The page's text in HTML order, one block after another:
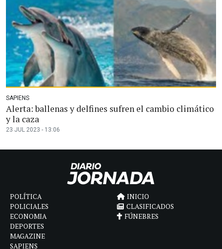
SAPIENS
Alerta: ballenas y delfines sufren el cambio climático
y la caza
23 JUL 2023 - 13:06
POLÍTICA
POLICIALES
ECONOMIA
DEPORTES
MAGAZINE
SAPIENS
INICIO
CLASIFICADOS
FÚNEBRES